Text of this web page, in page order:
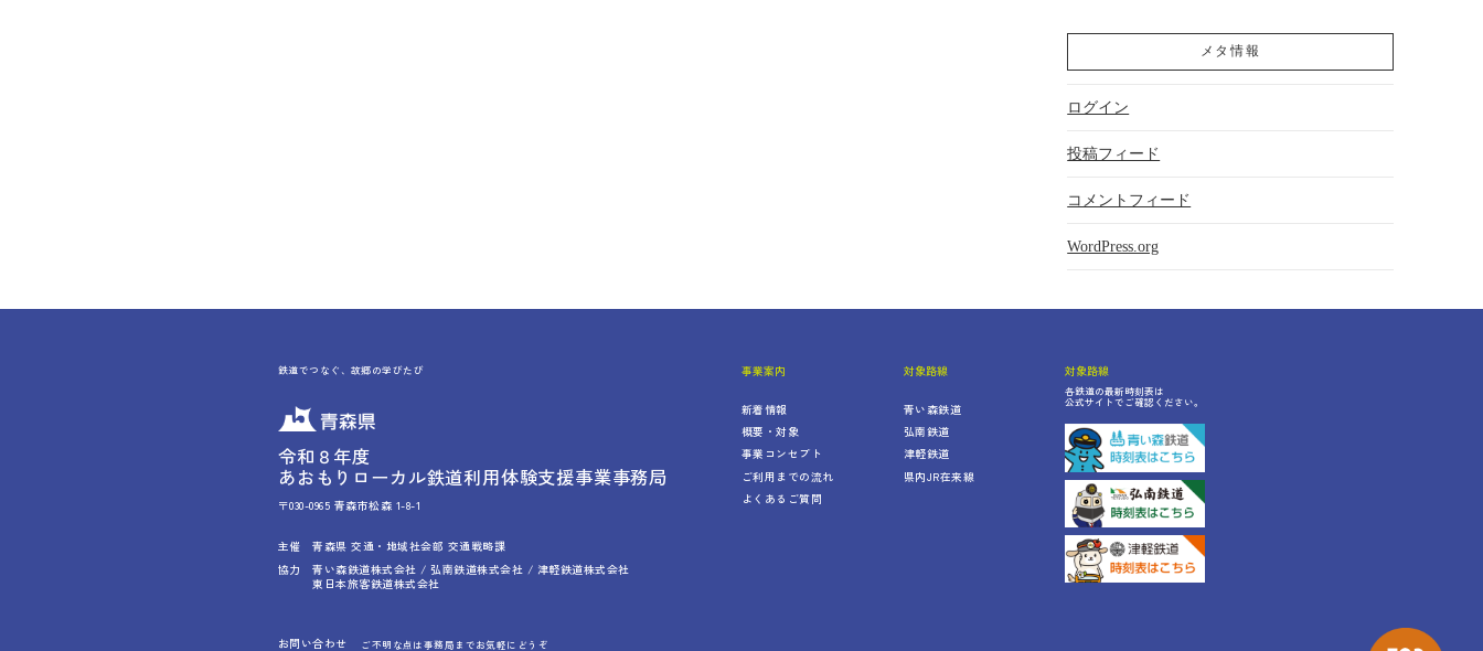
メタ情報
ログイン
投稿フィード
コメントフィード
WordPress.org
鉄道でつなぐ、故郷の学びたび
令和８年度
あおもりローカル鉄道利用体験支援事業事務局
〒030-0965 青森市松森 1-8-1
主催
青森県 交通・地域社会部 交通戦略課
協力
青い森鉄道株式会社 / 弘南鉄道株式会社 / 津軽鉄道株式会社
東日本旅客鉄道株式会社
事業案内
新着情報
概要・対象
事業コンセプト
ご利用までの流れ
よくあるご質問
対象路線
青い森鉄道
弘南鉄道
津軽鉄道
県内JR在来線
対象路線
各鉄道の最新時刻表は
公式サイトでご確認ください。
お問い合わせ ご不明な点は事務局までお気軽にどうぞ